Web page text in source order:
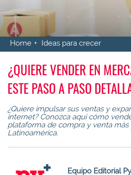
Home Ideas para crecer
¿QUIERE VENDER EN
ESTE PASO A PASO
¿Quiere impulsar sus ventas y
internet? Conozca aquí cómo
plataforma de compra y venta más
Latinoamérica.
Equipo Editorial